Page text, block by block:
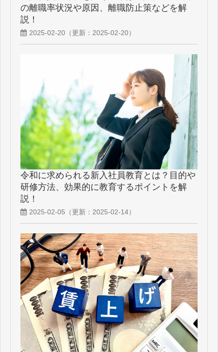
の離職率状況や原因、離職防止策などを解
説！
2025-02-20 （更新： 2025-02-20）
令和に求められる新入社員教育とは？目的や
研修方法、効果的に教育するポイントを解
説！
2025-02-05 （更新： 2025-02-14）